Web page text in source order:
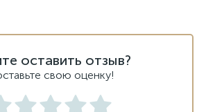
оставить отзыв?
свою оценку!